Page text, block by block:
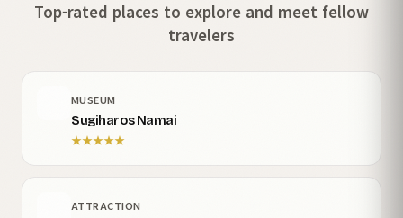
Top-rated places to explore and meet fellow
travelers
MUSEUM
Sugiharos Namai
★★★★★
ATTRACTION